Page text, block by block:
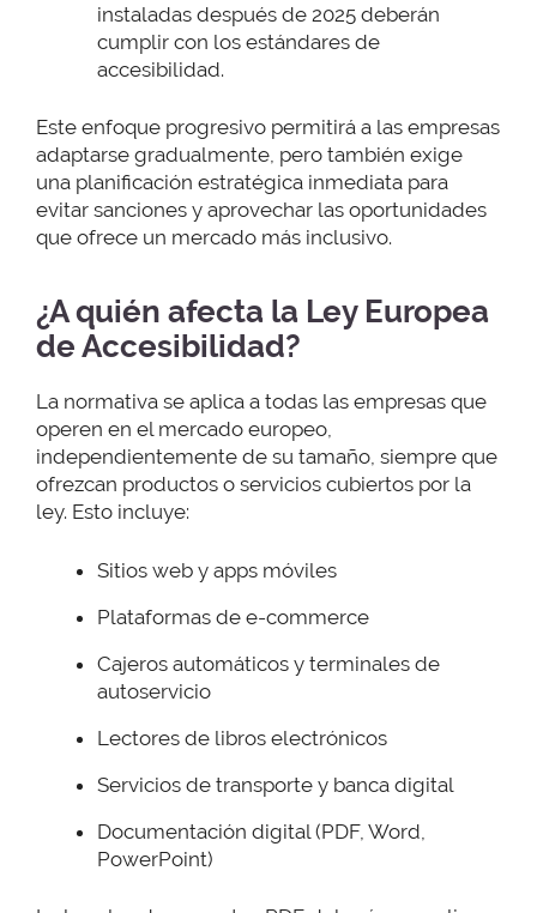
instaladas después de 2025 deberán
cumplir con los estándares de
accesibilidad.
Este enfoque progresivo permitirá a las empresas
adaptarse gradualmente, pero también exige
una planificación estratégica inmediata para
evitar sanciones y aprovechar las oportunidades
que ofrece un mercado más inclusivo.
¿A quién afecta la Ley Europea
de Accesibilidad?
La normativa se aplica a todas las empresas que
operen en el mercado europeo,
independientemente de su tamaño, siempre que
ofrezcan productos o servicios cubiertos por la
ley. Esto incluye:
Sitios web y apps móviles
Plataformas de e-commerce
Cajeros automáticos y terminales de
autoservicio
Lectores de libros electrónicos
Servicios de transporte y banca digital
Documentación digital (PDF, Word,
PowerPoint)